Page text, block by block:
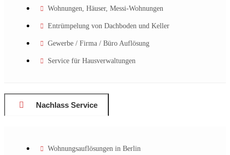
Wohnungen, Häuser, Messi-Wohnungen
Entrümpelung von Dachboden und Keller
Gewerbe / Firma / Büro Auflösung
Service für Hausverwaltungen
Nachlass Service
Wohnungsauflösungen in Berlin